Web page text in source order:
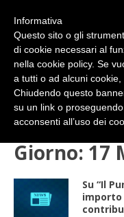
2025
Giorno: 17
Su “Il
importo
Informativa
Questo sito o gli
di cookie necessari al
nella cookie policy. Se
a tutti o ad alcuni cookie,
Chiudendo questo
su un link o
acconsenti all’uso dei